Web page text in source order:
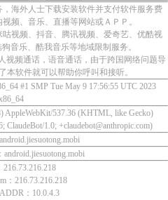
海外人士下载安装软件并支付软件服务费
频、音乐、直播等网站或ＡＰＰ。
视频、抖音、腾讯视频、爱奇艺、优酷视
音乐、酷我音乐等地域限制服务。
视频通话，语音通话，由于跨国网络问题导
本软件就可以帮助你呼叫和接听。
#1 SMP Tue May 9 17:56:55 UTC 2023
AppleWebKit/537.36 (KHTML, like Gecko)
ClaudeBot/1.0; +claudebot@anthropic.com)
：216.73.216.218
：10.0.4.3